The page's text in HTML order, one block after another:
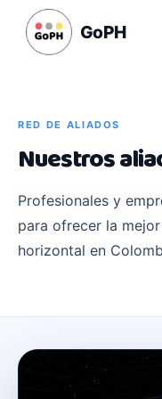
GoPH
RED DE ALIADOS
Nuestros
Profesionales y
para ofrecer la
horizontal en